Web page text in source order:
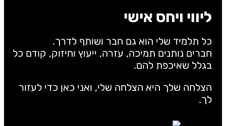
ליווי ויחס אישי
כל תלמיד שלי הוא גם חבר ושותף לדרך.
חברים נותנים תמיכה, עזרה, ייעוץ וחיזוק, קודם כל
בגלל שאיכפת להם.
הצלחה שלך היא הצלחה שלי, ואני כאן כדי לעזור
לך.